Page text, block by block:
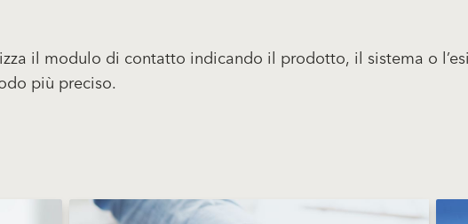
il modulo di contatto indicando il prodotto, il sistema o
più preciso.